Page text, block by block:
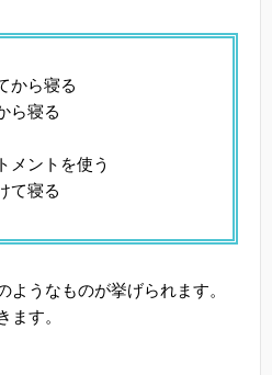
から寝る
ら寝る
メントを使う
て寝る
ようなものが挙げられます。
ます。